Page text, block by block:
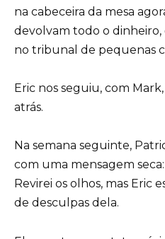
na cabeceira da mesa
devolvam todo o dinheiro,
no tribunal de pequenas
Eric nos seguiu, com
atrás.
Na semana seguinte,
com uma mensagem seca:
Revirei os olhos, mas Eric
de desculpas dela.